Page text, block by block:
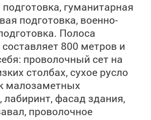
гуманитарная
подготовка, военно-
Полоса
800 метров и
проволочный сет на
столбах, сухое русло
малозаметных
лабиринт, фасад здания,
проволочное